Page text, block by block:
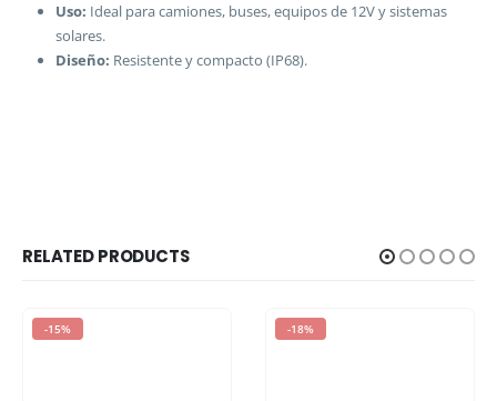
Uso: Ideal para camiones, buses, equipos de 12V y sistemas
solares.
Diseño: Resistente y compacto (IP68).
RELATED PRODUCTS
-15% -18%